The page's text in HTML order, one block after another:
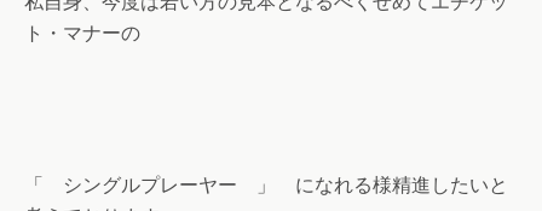
ト・マナーの
「 シングルプレーヤー 」 になれる様精進したいと